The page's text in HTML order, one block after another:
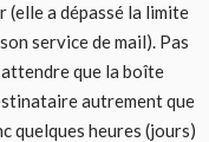
(elle a dépassé la limite
service de mail). Pas
que la boîte
autrement que
quelques heures (jours)